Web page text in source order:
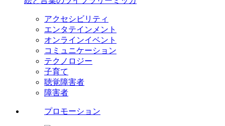
アクセシビリティ
エンタテインメント
オンラインイベント
コミュニケーション
テクノロジー
子育て
聴覚障害者
障害者
プロモーション